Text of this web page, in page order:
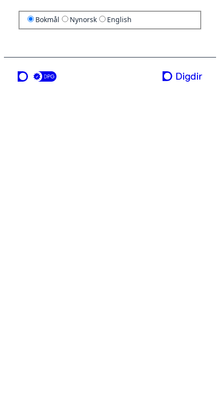
Bokmål Nynorsk English